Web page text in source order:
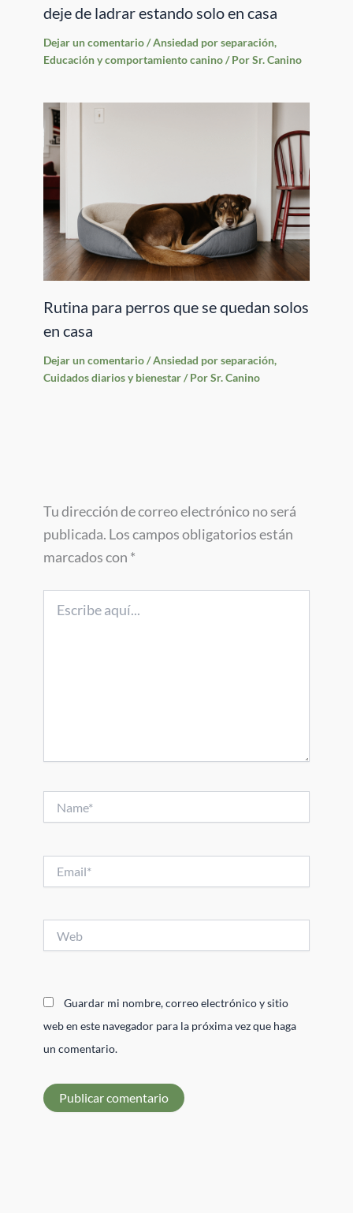
deje de ladrar estando solo en casa
Dejar un comentario/Ansiedad por separación,
Educación y comportamiento canino/ PorSr. Canino
Rutina para perros que se quedan solos
en casa
Dejar un comentario/Ansiedad por separación,
Cuidados diarios y bienestar/ PorSr. Canino
Tu dirección de correo electrónico no será
publicada. Los campos obligatorios están
marcados con *
aquí...
Guardar mi nombre, correo electrónico y sitio
web en este navegador para la próxima vez que haga
un comentario.